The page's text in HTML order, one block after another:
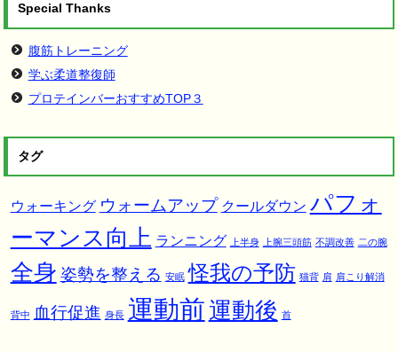
Special Thanks
腹筋トレーニング
学ぶ柔道整復師
プロテインバーおすすめTOP３
タグ
ウォーキング ウォームアップ クールダウン パフォ
ーマンス向上 ランニング 上半身 上腕三頭筋 不調改善 二の腕
全身 姿勢を整える 安眠 怪我の予防 猫背 肩 肩こり解消
背中 血行促進 身長 運動前運動後 首